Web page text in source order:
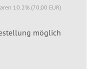
10.2% (70,00 EUR)
möglich